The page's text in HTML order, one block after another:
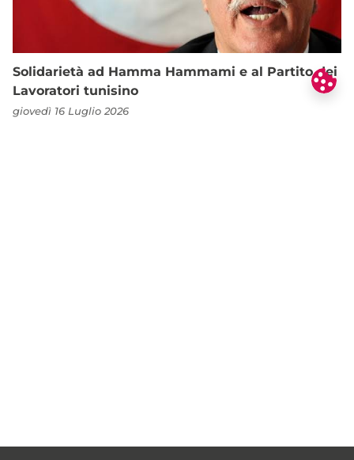
Solidarietà ad Hamma Hammami e al Partito dei
Lavoratori tunisino
giovedì 16 Luglio 2026